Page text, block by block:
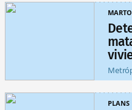
PLANS